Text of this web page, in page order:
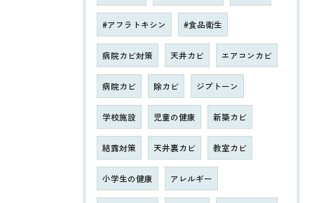
#アフラトキシン #食品衛生
病院カビ対策 天井カビ エアコンカビ
病院カビ 除カビ ジプトーン
学校施設 児童の健康 新築カビ
結露対策 天井裏カビ 教室カビ
小学生の健康 アレルギー